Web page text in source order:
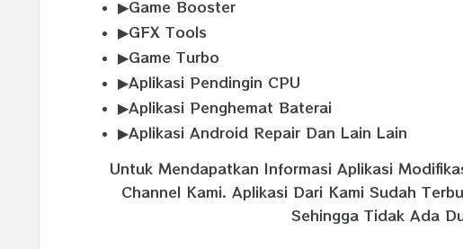
▶Game Booster
▶GFX Tools
▶Game Turbo
▶Aplikasi Pendingin CPU
▶Aplikasi Penghemat Baterai
▶Aplikasi Android Repair Dan Lain Lain
Untuk Mendapatkan Informasi Aplikasi
Channel Kami. Aplikasi Dari Kami Sudah
Sehingga Tidak Ada